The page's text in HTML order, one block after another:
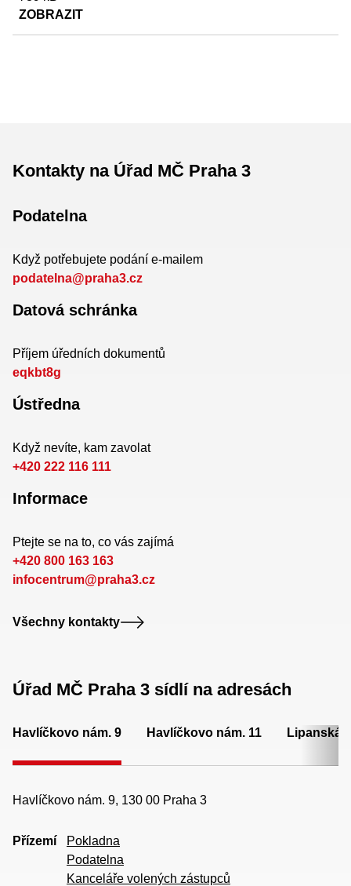
ZOBRAZIT
Kontakty na Úřad MČ Praha 3
Podatelna
Když potřebujete podání e-mailem
podatelna@praha3.cz
Datová schránka
Příjem úředních dokumentů
eqkbt8g
Ústředna
Když nevíte, kam zavolat
+420 222 116 111
Informace
Ptejte se na to, co vás zajímá
+420 800 163 163
infocentrum@praha3.cz
Všechny kontakty
Úřad MČ Praha 3 sídlí na adresách
Havlíčkovo nám. 9 Havlíčkovo nám. 11 Lipanská 7
Havlíčkovo nám. 9, 130 00 Praha 3
Přízemí
Pokladna
Podatelna
Kanceláře volených zástupců